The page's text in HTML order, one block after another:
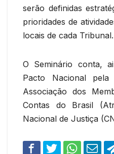
serão definidas
prioridades de
locais de cada Tribunal.
O Seminário conta,
Pacto Nacional
Associação dos
Contas do Brasil
Nacional de Justiça